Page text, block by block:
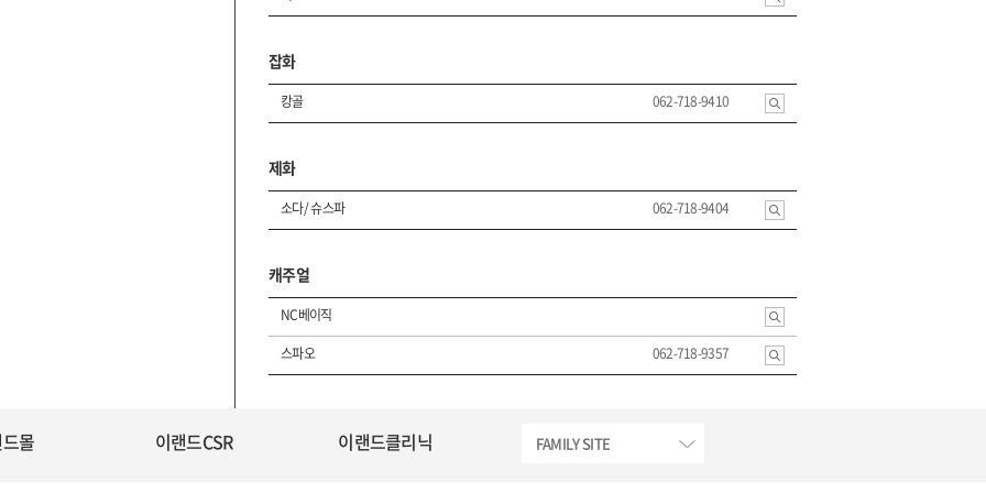
잡화
캉골 062-718-9410
제화
소다/ 슈스파 062-718-9404
캐주얼
NC베이직
스파오
062-718-9357
몰 이랜드CSR 이랜드클리닉 FAMILY SITE